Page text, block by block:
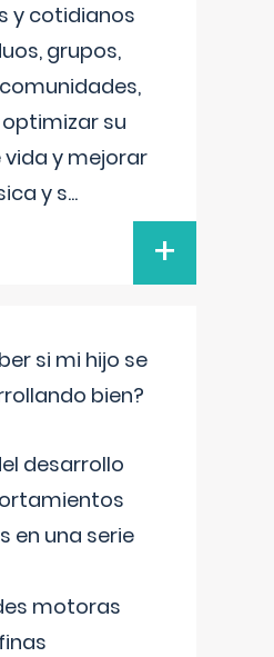
y cotidianos
grupos,
su
y mejorar
y s...
+
si mi hijo se
bien?
desarrollo
en una serie
motoras